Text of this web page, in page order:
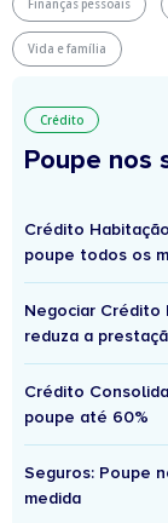
Vida e família
Crédito
Poupe nos
Crédito
poupe todos os
Negociar Crédito
reduza a
Crédito
poupe até 60%
Seguros: Poupe
medida